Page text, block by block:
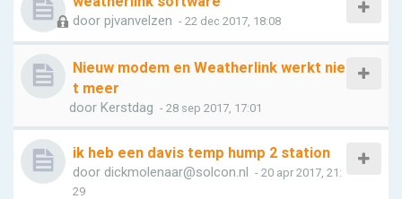
door pjvanvelzen - 22 dec 2017, 18:08
Nieuw modem en Weatherlink werkt nie
t meer
door Kerstdag - 28 sep 2017, 17:01
ik heb een davis temp hump 2 station
door dickmolenaar@solcon.nl - 20 apr 2017, 21:
29